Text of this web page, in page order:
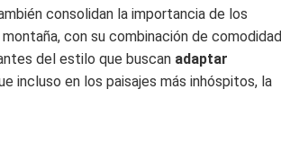
consolidan la importancia de los
con su combinación de comodidad
del estilo que buscan adaptar
incluso en los paisajes más inhóspitos, la